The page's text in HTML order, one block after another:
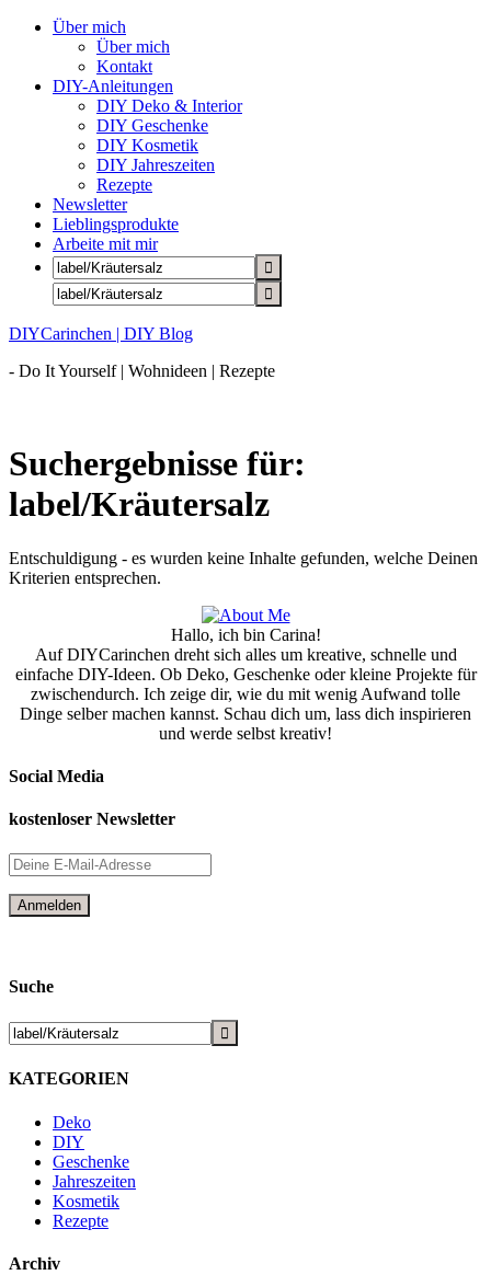
Über mich
Über mich
Kontakt
DIY-Anleitungen
DIY Deko & Interior
DIY Geschenke
DIY Kosmetik
DIY Jahreszeiten
Rezepte
Newsletter
Lieblingsprodukte
Arbeite mit mir
DIYCarinchen | DIY Blog
- Do It Yourself | Wohnideen | Rezepte
Suchergebnisse für:
label/Kräutersalz
Entschuldigung - es wurden keine Inhalte gefunden, welche Deinen
Kriterien entsprechen.
Hallo, ich bin Carina!
Auf DIYCarinchen dreht sich alles um kreative, schnelle und
einfache DIY-Ideen. Ob Deko, Geschenke oder kleine Projekte für
zwischendurch. Ich zeige dir, wie du mit wenig Aufwand tolle
Dinge selber machen kannst. Schau dich um, lass dich inspirieren
und werde selbst kreativ!
Social Media
kostenloser Newsletter
Suche
KATEGORIEN
Deko
DIY
Geschenke
Jahreszeiten
Kosmetik
Rezepte
Archiv